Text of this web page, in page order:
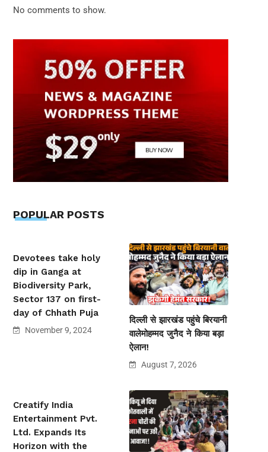
सकती हैं ज़हर!
No comments to show.
POPULAR POSTS
Devotees take holy
dip in Ganga at
Biodiversity Park,
Sector 137 on first-
day of Chhath Puja
November 9, 2024
दिल्ली से झारखंड पहुंचे बिरयानी
वालेमोहम्मद जुनैद ने किया बड़ा
ऐलान!
August 7, 2026
Creatify India
Entertainment Pvt.
Ltd. Expands Its
Horizon with the